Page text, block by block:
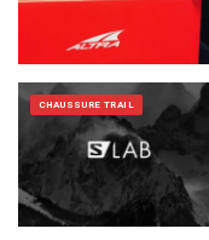
CHAUSSURE TRAIL